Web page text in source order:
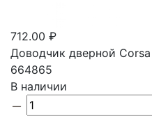
712.00 ₽
Доводчик дверной
664865
В наличии